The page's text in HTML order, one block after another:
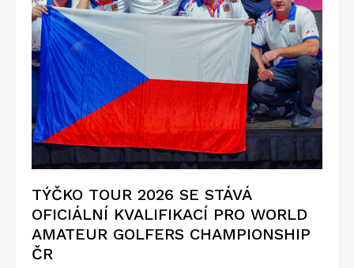
TÝČKO TOUR 2026 SE STÁVÁ
OFICIÁLNÍ KVALIFIKACÍ PRO WORLD
AMATEUR GOLFERS CHAMPIONSHIP
ČR